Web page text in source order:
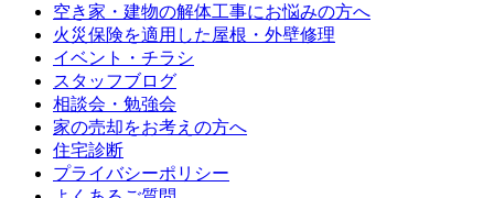
空き家・建物の解体工事にお悩みの方へ
火災保険を適用した屋根・外壁修理
イベント・チラシ
スタッフブログ
相談会・勉強会
家の売却をお考えの方へ
住宅診断
プライバシーポリシー